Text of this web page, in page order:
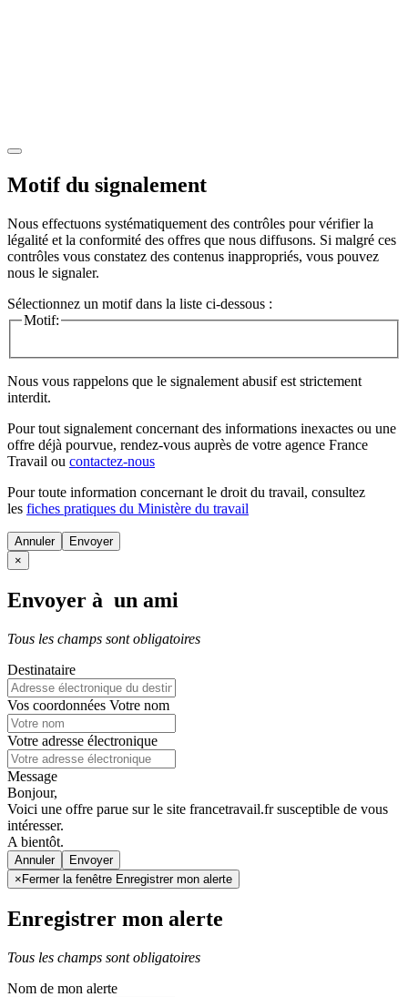
Motif du signalement
Nous effectuons systématiquement des contrôles pour vérifier la
légalité et la conformité des offres que nous diffusons. Si malgré ces
contrôles vous constatez des contenus inappropriés, vous pouvez
nous le signaler.
Sélectionnez un motif dans la liste ci-dessous :
Motif:
Nous vous rappelons que le signalement abusif est strictement
interdit.
Pour tout signalement concernant des informations inexactes ou une
offre déjà pourvue, rendez-vous auprès de votre agence France
Travail ou contactez-nous
Pour toute information concernant le droit du travail, consultez
les fiches pratiques du Ministère du travail
Annuler
×
Envoyer à un ami
Tous les champs sont obligatoires
Destinataire
Vos coordonnées Votre nom
Votre adresse électronique
Message
Bonjour,
Voici une offre parue sur le site francetravail.fr susceptible de vous
intéresser.
A bientôt.
Annuler
× Fermer la fenêtre Enregistrer mon alerte
Enregistrer mon alerte
Tous les champs sont obligatoires
Nom de mon alerte